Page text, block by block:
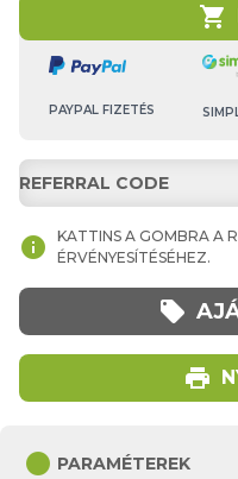
shopping_cart
PAYPAL FIZETÉS
info
KATTINS A GOMBRA A
ÉRVÉNYESÍTÉSÉHEZ.
local_offer
print
circle PARAMÉTEREK